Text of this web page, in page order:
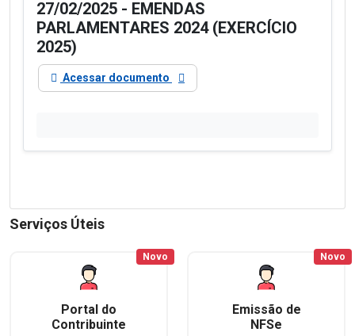
27/02/2025 - EMENDAS
PARLAMENTARES 2024 (EXERCÍCIO
2025)
Acessar documento
Serviços Úteis
Portal do
Contribuinte
Novo
Emissão de
NFSe
Novo